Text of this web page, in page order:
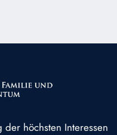
höchsten Interessen